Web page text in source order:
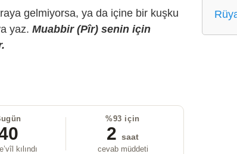
gelmiyorsa, ya da içine bir kuşku
yaz. Muabbir (Pîr) senin için
kılındı
%93 için
2 saat
cevab müddeti